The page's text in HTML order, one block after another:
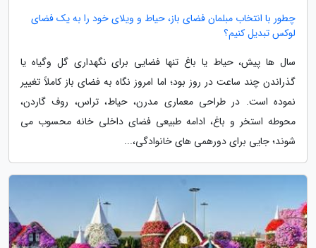
چطور با انتخاب مبلمان فضای باز، حیاط و ویلای خود را به یک فضای
لوکس تبدیل کنیم؟
سال ها پیش، حیاط یا باغ تنها فضایی برای نگهداری گل وگیاه یا
گذراندن چند ساعت در روز بود؛ اما امروز نگاه به فضای باز کاملاً تغییر
نموده است. در طراحی معماری مدرن، حیاط، تراس، روف گاردن،
محوطه استخر و باغ، ادامه طبیعی فضای داخلی خانه محسوب می
شوند؛ جایی برای دورهمی های خانوادگی،...